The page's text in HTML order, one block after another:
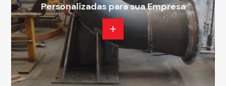
Personalizadas para sua Empresa